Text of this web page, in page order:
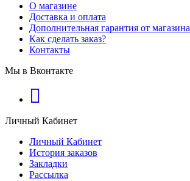
О магазине
Доставка и оплата
Дополнительная гарантия от магазина
Как сделать заказ?
Контакты
Мы в Вконтакте
Личный Кабинет
Личный Кабинет
История заказов
Закладки
Рассылка